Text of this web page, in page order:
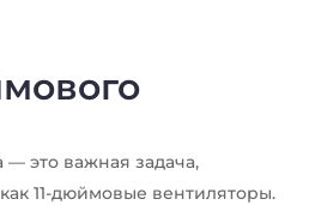
это важная задача,
11-дюймовые вентиляторы.